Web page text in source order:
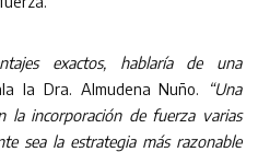
exactos, hablaría de una
la Dra. Almudena Nuño.
“Una
la incorporación de fuerza varias
sea la estrategia más razonable